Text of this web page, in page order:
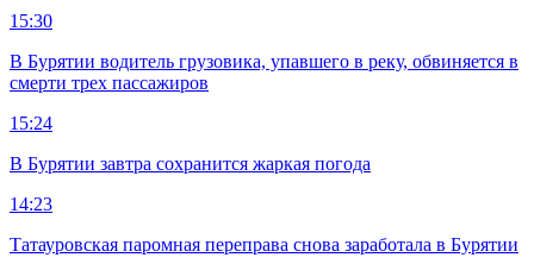
15:30
В Бурятии водитель грузовика, упавшего в реку, обвиняется в
смерти трех пассажиров
15:24
В Бурятии завтра сохранится жаркая погода
14:23
Татауровская паромная переправа снова заработала в Бурятии